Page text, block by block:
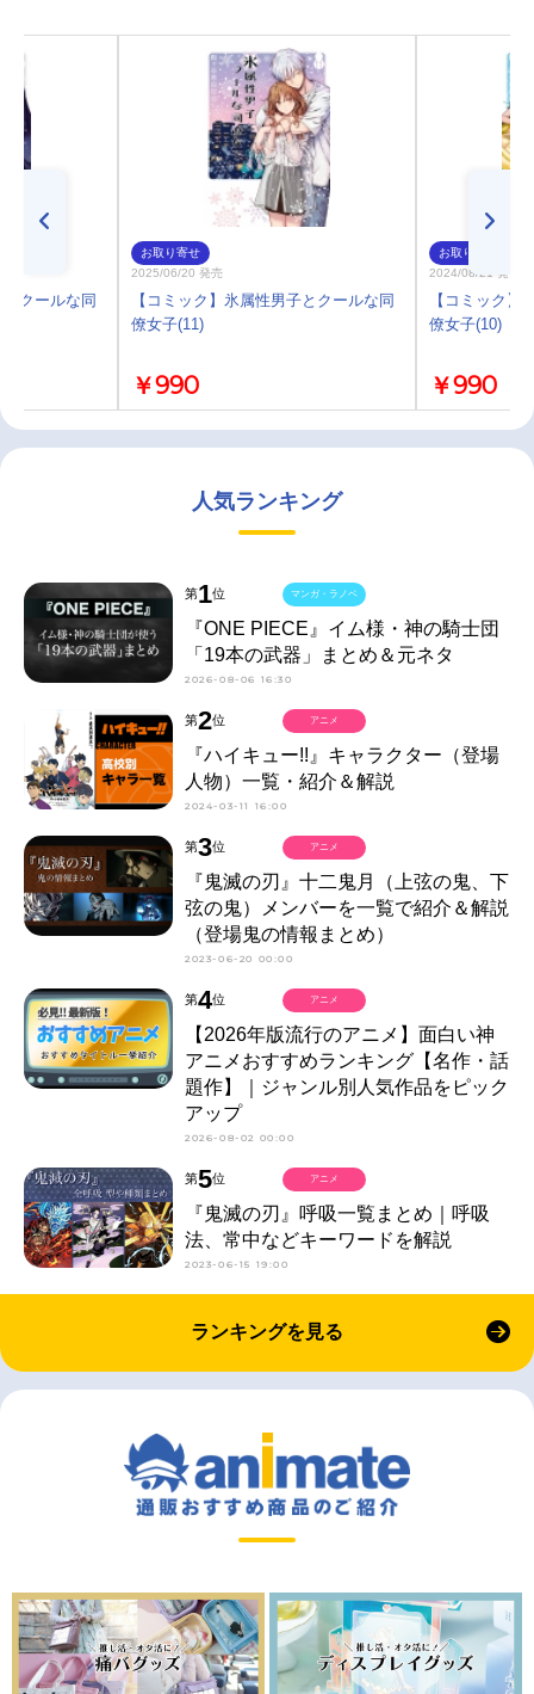
クールな同
お取り寄せ
2025/06/20 発売
【コミック】氷属性男子とクールな同
僚女子(11)
￥990
お取り寄せ
2024/08/21 発売
【コミック】
僚女子(10)
￥990
人気ランキング
第1位
『ONE PIECE』イム様・神の騎士団
「19本の武器」まとめ＆元ネタ
2026-08-06 16:30
マンガ・ラノベ
第2位
『ハイキュー!!』キャラクター（登場
人物）一覧・紹介＆解説
2024-03-11 16:00
アニメ
第3位
『鬼滅の刃』十二鬼月（上弦の鬼、下
弦の鬼）メンバーを一覧で紹介＆解説
（登場鬼の情報まとめ）
2023-06-20 00:00
アニメ
第4位
【2026年版流行のアニメ】面白い神
アニメおすすめランキング【名作・話
題作】｜ジャンル別人気作品をピック
アップ
2026-08-02 00:00
アニメ
第5位
『鬼滅の刃』呼吸一覧まとめ｜呼吸
法、常中などキーワードを解説
2023-06-15 19:00
アニメ
ランキングを見る